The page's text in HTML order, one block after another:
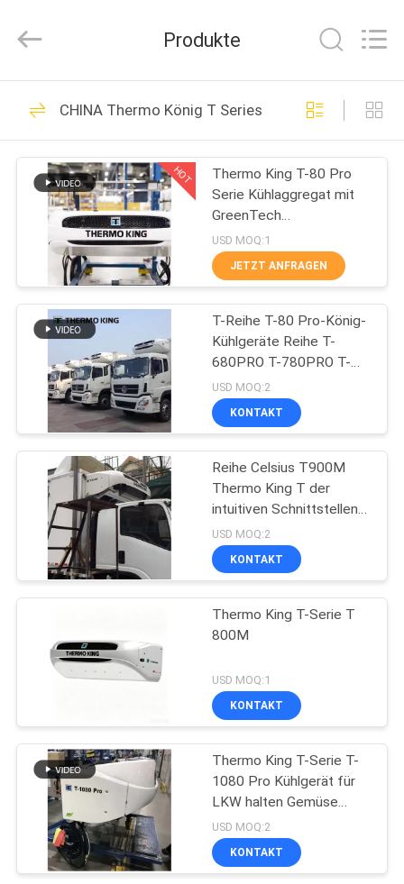
HAUSE
PRODUKTE
ÜBER
WERKSBESICHTIGUNG
QUALITÄTSKONTROLLE
KONTAKT
UNS
NEUIGKEITEN
SITEMAP
DATENSCHUTZRICHTLINIE
INDUSTRY
Rights
Thermo König
Refrigeration Units
113
Thermo König Van
Refrigeration Units
21
Träger-Kühlgeräte
Thermo Königteile
104
Produkte
CHINA Thermo König T Series
HOT
Thermo King T-80 Pro
Serie Kühlaggregat mit
GreenTech
emissionsarmen Motoren
und TSR-Regler
USD MOQ:1
JETZT ANFRAGEN
T-Reihe T-80 Pro-König-
Kühlgeräte Reihe T-
680PRO T-780PRO T-
880PRO T-980PRO T-
1080Pro T-1180Pro c
Thermo
USD MOQ:2
KONTAKT
Reihe Celsius T900M
Thermo King T der
intuitiven Schnittstellen-
-18
USD MOQ:2
KONTAKT
Thermo King T-Serie T
800M
USD MOQ:1
KONTAKT
Thermo King T-Serie T-
1080 Pro Kühlgerät für
LKW halten Gemüse
Obst Fleisch frisch
USD MOQ:2
KONTAKT